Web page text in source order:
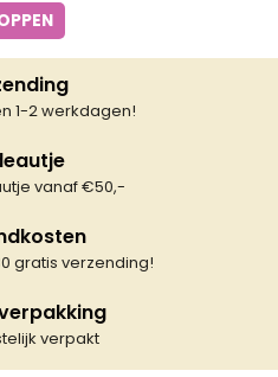
1-2 werkdagen!
vanaf €50,-
gratis verzending!
verpakt